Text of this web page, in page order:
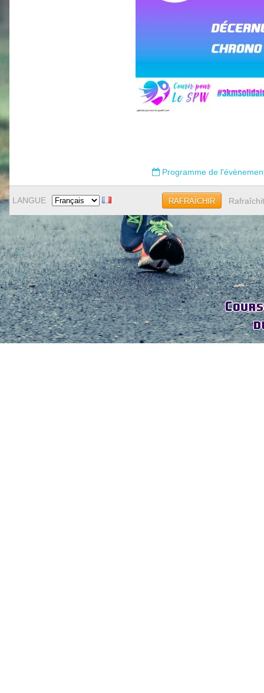
Programme de
LANGUE RAFRAÎCHIR